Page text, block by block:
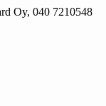
Oy, 040 7210548